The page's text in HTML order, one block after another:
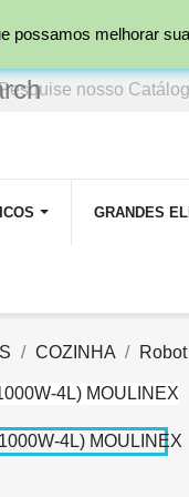
GRANDES
COZINHA Robot
possamos melhorar